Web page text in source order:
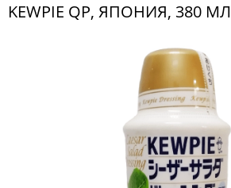
KEWPIE QP, ЯПОНИЯ, 380 МЛ